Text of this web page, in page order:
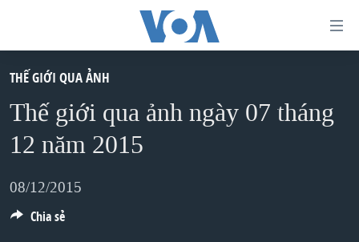
dẫn
truy
cập
Tới
dung
chính
TRANG CHỦ
VIỆT NAM
HOA KỲ
THẾ GIỚI QUA ẢNH
Thế giới qua ảnh ngày 07 tháng
12 năm 2015
08/12/2015
Chia sẻ